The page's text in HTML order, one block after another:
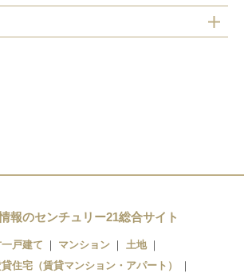
報のセンチュリー21総合サイト
戸建て マンション
土地
住宅（賃貸マンション・アパート）